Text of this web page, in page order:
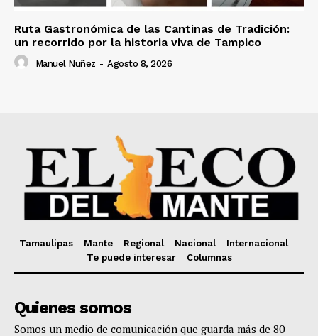
Ruta Gastronómica de las Cantinas de Tradición:
un recorrido por la historia viva de Tampico
Manuel Nuñez - Agosto 8, 2026
Tamaulipas Mante Regional Nacional
Internacional
Te puede interesar
Columnas
Quienes somos
Somos un medio de comunicación que guarda más de 80